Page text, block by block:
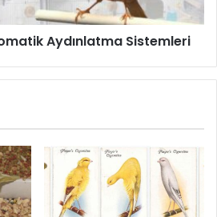
Aydınlatma Sistemleri